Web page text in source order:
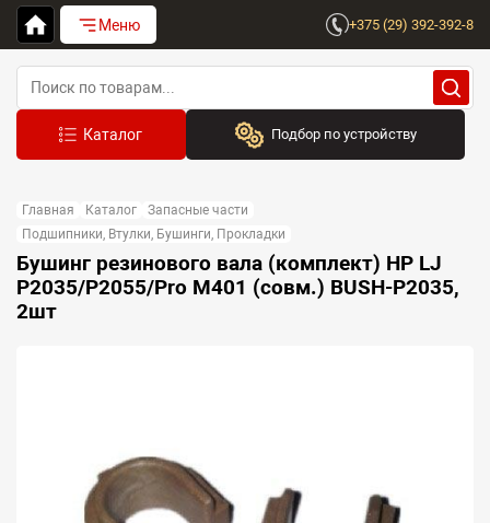
Меню +375 (29) 392-392-8
Подбор по устройству
Выберите бренд
Устройство:
Сначала выберите бренд
Главная Каталог
Запасные части
Подшипники, Втулки, Бушинги, Прокладки
Бушинг резинового вала (комплект) HP LJ
P2035/P2055/Pro M401 (совм.) BUSH-P2035,
2шт